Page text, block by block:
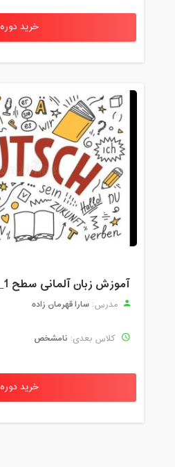
خرید دوره
آموزش زبان آلمانی سطح a1_1
مدرس: سارا قهرمان زاده
کلاس بعدی: نامشخص
خرید دوره